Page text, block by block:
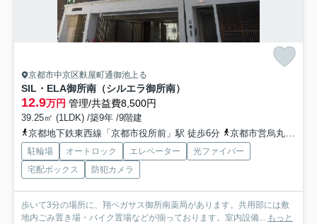
京都市中京区麩屋町通御池上る
SIL・ELA御所南（シルエラ御所南）
12.9万円 管理/共益費8,500円
39.25㎡ (1LDK) /築9年 /9階建
京都地下鉄東西線「京都市役所前」駅 徒歩6分
京都市営烏丸線「烏丸御池」駅 徒歩10分
駐輪場 オートロック エレベーター
光ファイバー
宅配ボックス
防犯カメラ
歩いて3分の場所に、翔ペガサス御所南薬局があります。共用部には敷
地内ごみ置き場・バイク置場などが揃っております。室内設備... もっと